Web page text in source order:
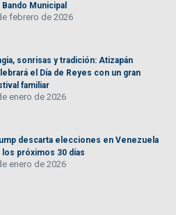
Bando Municipal
febrero de 2026
sonrisas y tradición: Atizapán
el Día de Reyes con un gran
familiar
enero de 2026
descarta elecciones en Venezuela
los próximos 30 días
enero de 2026